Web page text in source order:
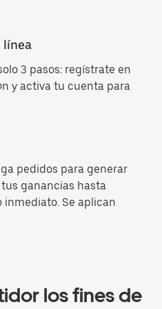
línea
3 pasos: regístrate en
y activa tu cuenta para
pedidos para generar
ganancias hasta
inmediato. Se aplican
los fines de